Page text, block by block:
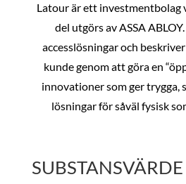
Latour är ett
del utgörs av ASSA
accesslösningar och
kunde genom att göra en
innovationer som ger trygga,
lösningar för såväl fysisk
SUBSTANSVÄRDE